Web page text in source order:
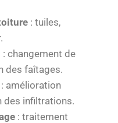
: tuiles,
: changement de
des faîtages.
: amélioration
des infiltrations.
: traitement